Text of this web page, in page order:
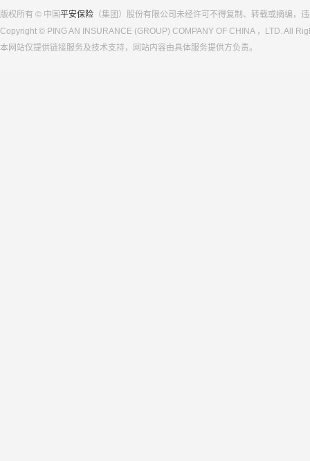
版权所有 © 中国平安保险 （集团）股份有限公司未经许可不得复制、转载或摘编，
Copyright © PING AN INSURANCE (GROUP) COMPANY OF CHINA ，LTD. All
本网站仅提供链接服务及技术支持，网站内容由具体服务提供方负责。